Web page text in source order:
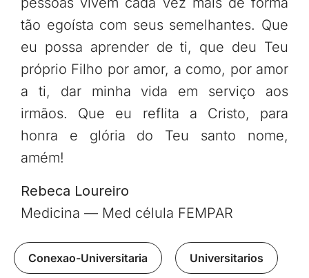
tão egoísta com seus semelhantes. Que
eu possa aprender de ti, que deu Teu
próprio Filho por amor, a como, por amor
a ti, dar minha vida em serviço aos
irmãos. Que eu reflita a Cristo, para
honra e glória do Teu santo nome,
amém!
Rebeca Loureiro
Medicina — Med célula FEMPAR
Conexao-Universitaria Universitarios